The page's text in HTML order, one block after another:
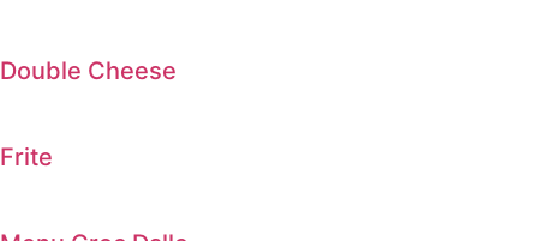
Double Cheese
Frite